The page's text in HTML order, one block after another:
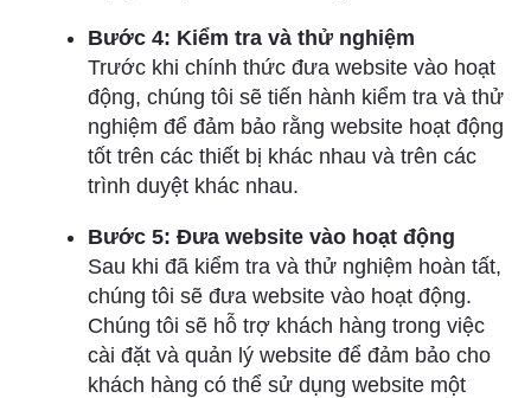
Bước 4: Kiểm tra và thử nghiệm
Trước khi chính thức đưa website vào hoạt
động, chúng tôi sẽ tiến hành kiểm tra và thử
nghiệm để đảm bảo rằng website hoạt động
tốt trên các thiết bị khác nhau và trên các
trình duyệt khác nhau.
Bước 5: Đưa website vào hoạt động
Sau khi đã kiểm tra và thử nghiệm hoàn tất,
chúng tôi sẽ đưa website vào hoạt động.
Chúng tôi sẽ hỗ trợ khách hàng trong việc
cài đặt và quản lý website để đảm bảo cho
khách hàng có thể sử dụng website một